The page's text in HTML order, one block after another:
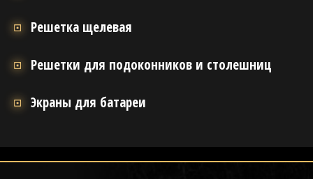
Решетка щелевая
Решетки для подоконников и столешниц
Экраны для батареи